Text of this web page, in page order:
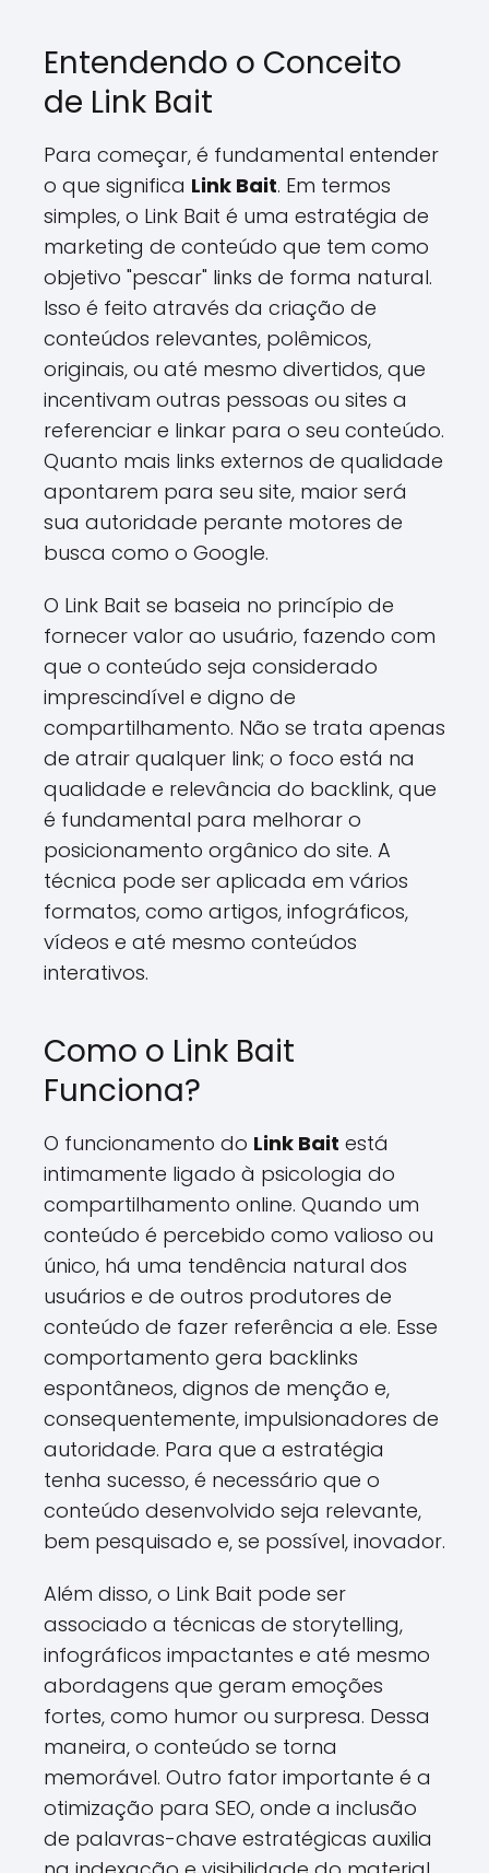
Entendendo o Conceito
de Link Bait
Para começar, é fundamental entender
o que significa Link Bait. Em termos
simples, o Link Bait é uma estratégia de
marketing de conteúdo que tem como
objetivo "pescar" links de forma natural.
Isso é feito através da criação de
conteúdos relevantes, polêmicos,
originais, ou até mesmo divertidos, que
incentivam outras pessoas ou sites a
referenciar e linkar para o seu conteúdo.
Quanto mais links externos de qualidade
apontarem para seu site, maior será
sua autoridade perante motores de
busca como o Google.
O Link Bait se baseia no princípio de
fornecer valor ao usuário, fazendo com
que o conteúdo seja considerado
imprescindível e digno de
compartilhamento. Não se trata apenas
de atrair qualquer link; o foco está na
qualidade e relevância do backlink, que
é fundamental para melhorar o
posicionamento orgânico do site. A
técnica pode ser aplicada em vários
formatos, como artigos, infográficos,
vídeos e até mesmo conteúdos
interativos.
Como o Link Bait
Funciona?
O funcionamento do Link Bait está
intimamente ligado à psicologia do
compartilhamento online. Quando um
conteúdo é percebido como valioso ou
único, há uma tendência natural dos
usuários e de outros produtores de
conteúdo de fazer referência a ele. Esse
comportamento gera backlinks
espontâneos, dignos de menção e,
consequentemente, impulsionadores de
autoridade. Para que a estratégia
tenha sucesso, é necessário que o
conteúdo desenvolvido seja relevante,
bem pesquisado e, se possível, inovador.
Além disso, o Link Bait pode ser
associado a técnicas de storytelling,
infográficos impactantes e até mesmo
abordagens que geram emoções
fortes, como humor ou surpresa. Dessa
maneira, o conteúdo se torna
memorável. Outro fator importante é a
otimização para SEO, onde a inclusão
de palavras-chave estratégicas auxilia